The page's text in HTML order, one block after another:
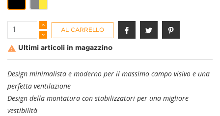
AL CARRELLO
 Ultimi articoli in magazzino
Design minimalista e moderno per il massimo campo visivo e una
perfetta ventilazione
Design della montatura con stabilizzatori per una migliore
vestibilità